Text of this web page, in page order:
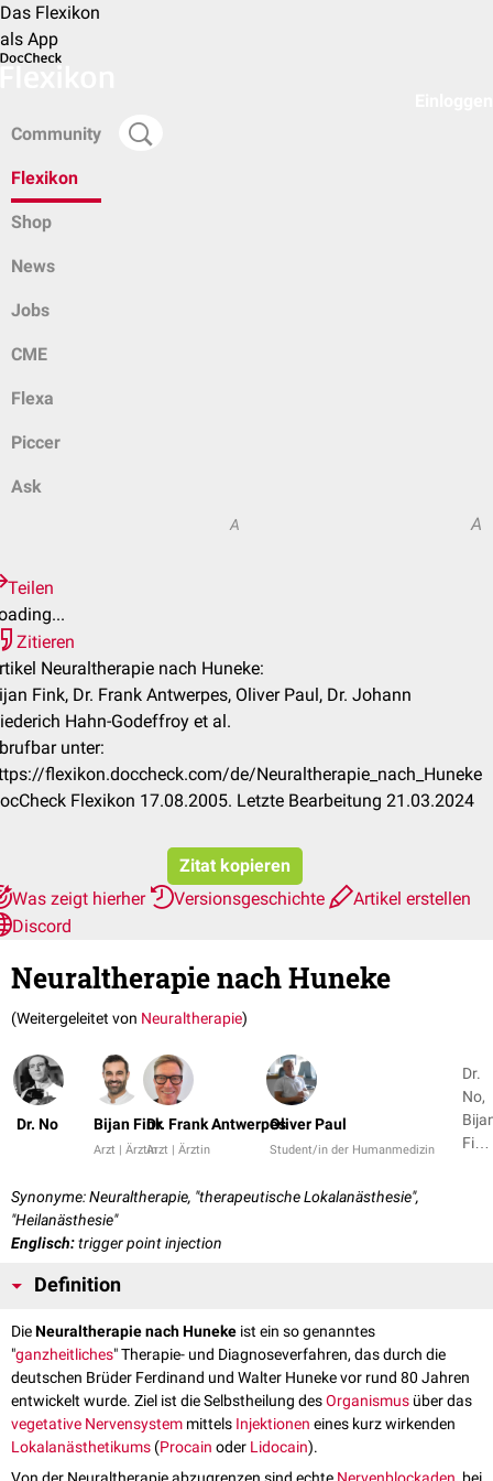
Das Flexikon
als App
Community
Flexikon
Shop
News
Jobs
CME
Flexa
Piccer
Ask
A A
Teilen
Zitieren
Neuraltherapie nach Huneke:
Fink, Dr. Frank Antwerpes, Oliver Paul, Dr. Johann
Hahn-Godeffroy et al.
unter:
flexikon.doccheck.com/de/Neuraltherapie_nach_Huneke
Flexikon 17.08.2005. Letzte Bearbeitung 21.03.2024
Zitat kopieren
Was zeigt hierher
Versionsgeschichte
Artikel erstellen
Discord
Neuraltherapie nach Huneke
(Weitergeleitet von Neuraltherapie)
Dr. No Bijan Fink
Arzt | Ärztin
Dr. Frank Antwerpes
Arzt | Ärztin
Oliver Paul
Student/in der Humanmedizin
Dr.
No,
Fink
Synonyme: Neuraltherapie, "therapeutische Lokalanästhesie",
"Heilanästhesie"
Englisch:trigger point injection
Definition
DieNeuraltherapie nach Huneke ist ein so genanntes
"ganzheitliches" Therapie- und Diagnoseverfahren, das durch die
deutschen Brüder Ferdinand und Walter Huneke vor rund 80 Jahren
entwickelt wurde. Ziel ist die Selbstheilung desOrganismus über das
vegetative Nervensystem mittels Injektionen eines kurz wirkenden
Lokalanästhetikums (Procain oder Lidocain).